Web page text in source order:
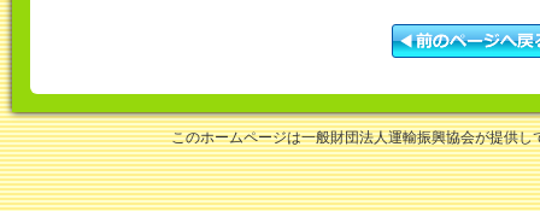
このホームページは一般財団法人運輸振興協会が提供